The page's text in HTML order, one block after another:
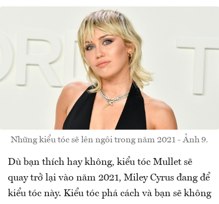
Những kiểu tóc sẽ lên ngôi trong năm 2021 - Ảnh 9.
Dù bạn thích hay không, kiểu tóc Mullet sẽ
quay trở lại vào năm 2021, Miley Cyrus đang để
kiểu tóc này. Kiểu tóc phá cách và bạn sẽ không